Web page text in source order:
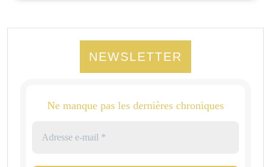
NEWSLETTER
Ne manque pas les dernières chroniques